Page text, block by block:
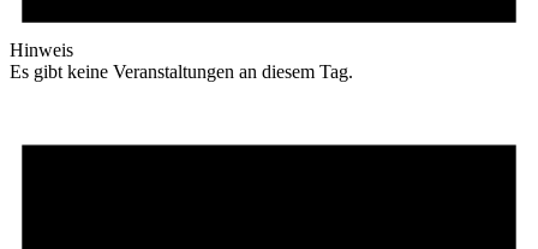
Hinweis
Es gibt keine Veranstaltungen an diesem Tag.